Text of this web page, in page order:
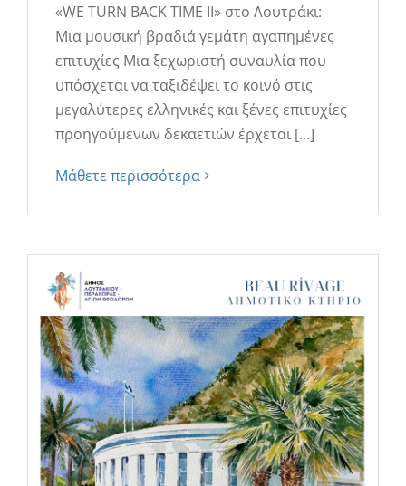
«WE TURN BACK TIME II» στο Λουτράκι:
Μια μουσική βραδιά γεμάτη αγαπημένες
επιτυχίες Μια ξεχωριστή συναυλία που
υπόσχεται να ταξιδέψει το κοινό στις
μεγαλύτερες ελληνικές και ξένες επιτυχίες
προηγούμενων δεκαετιών έρχεται [...]
Μάθετε περισσότερα